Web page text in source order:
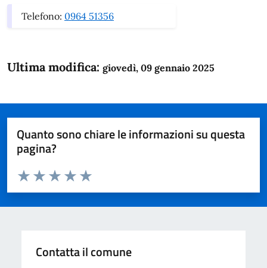
Telefono: 0964 51356
Ultima modifica: giovedì, 09 gennaio 2025
Quanto sono chiare le informazioni su questa
pagina?
Domanda
Valuta da 1 a 5 stelle la pagina
Valuta 5 stelle su 5
Valuta 4 stelle su 5
Valuta 3 stelle su 5
Valuta 2 stelle su 5
Valuta 1 stelle su 5
Contatta il comune